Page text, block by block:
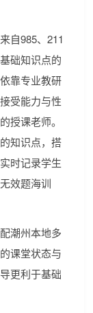
自985、211
础知识点的
靠专业教研
受能力与性
授课老师。
知识点，搭
时记录学生
效题海训
潮州本地多
课堂状态与
更利于基础